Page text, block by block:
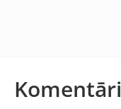
Komentāri